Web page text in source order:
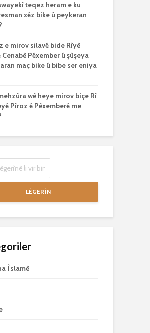
teqez heram e ku
xêz bike û peykeran
e mirov silavê bide Rîyê
Cenabê Pêxember û şûşeya
maç bike û bibe ser eniya
wê heye mirov biçe Rî
Pîroz ê Pêxemberê me
LÊGERÎN
Îslamê